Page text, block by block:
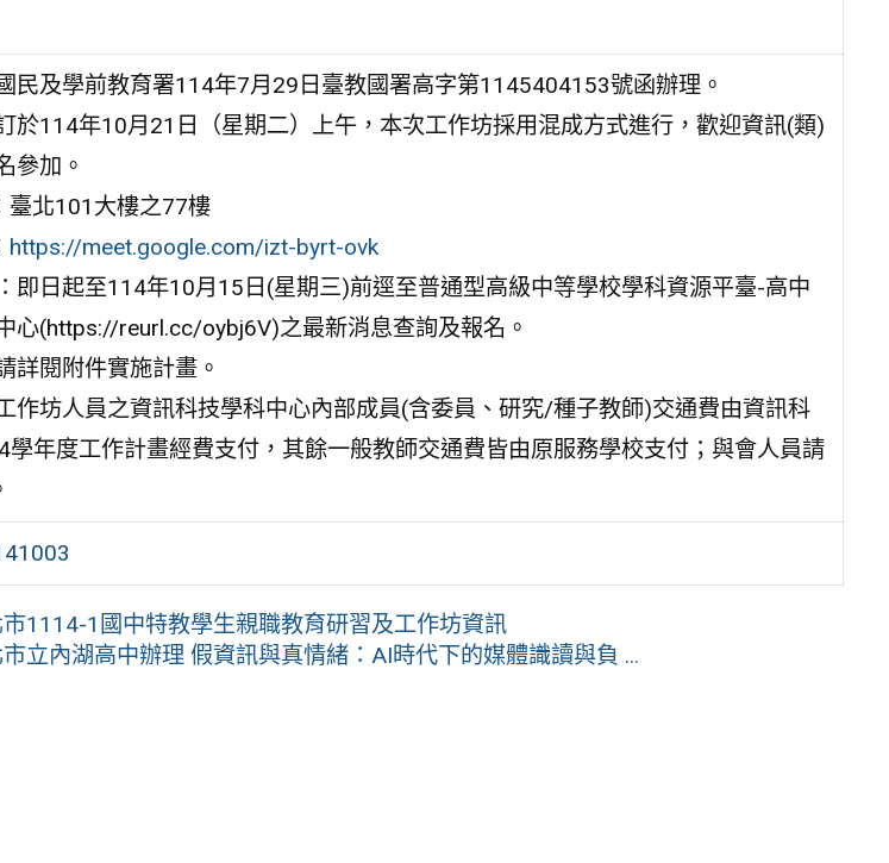
民及學前教育署114年7月29日臺教國署高字第1145404153號函辦理。
於114年10月21日（星期二）上午，本次工作坊採用混成方式進行，歡迎資訊(類)
參加。
臺北101大樓之77樓
https://meet.google.com/izt-byrt-ovk
即日起至114年10月15日(星期三)前逕至普通型高級中等學校學科資源平臺-高中
心(https://reurl.cc/oybj6V)之最新消息查詢及報名。
詳閱附件實施計畫。
作坊人員之資訊科技學科中心內部成員(含委員、研究/種子教師)交通費由資訊科
學年度工作計畫經費支付，其餘一般教師交通費皆由原服務學校支付；與會人員請
1114-1國中特教學生親職教育研習及工作坊資訊
立內湖高中辦理 假資訊與真情緒：AI時代下的媒體識讀與負 ...